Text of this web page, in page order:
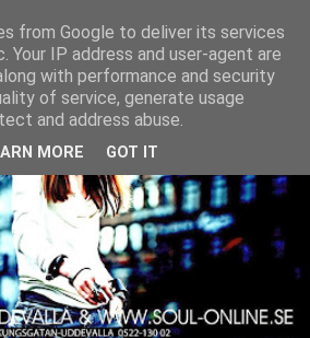
from Google to deliver its services
Your IP address and user-agent are
with performance and security
of service, generate usage
and address abuse.
MORE GOT IT